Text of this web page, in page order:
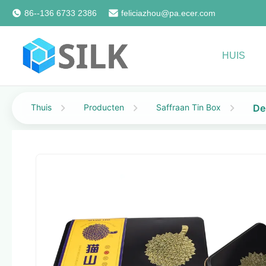
86--136 6733 2386 feliciazhou@pa.ecer.com
HUIS
Thuis Producten Saffraan Tin Box